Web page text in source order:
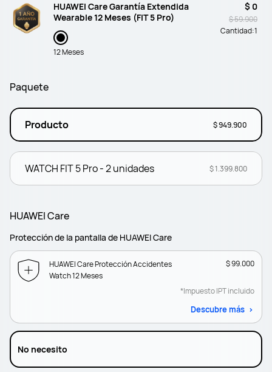
HUAWEI Care Garantía Extendida
Wearable 12 Meses (FIT 5 Pro)
12 Meses
$ 0
$ 59.900
Cantidad:1
Paquete
Producto $ 949.900
WATCH FIT 5 Pro - 2 unidades $ 1.399.800
HUAWEI Care
Protección de la pantalla de HUAWEI Care
HUAWEI Care Protección Accidentes
Watch 12 Meses
$ 99.000
*Impuesto IPT incluido
Descubre más
No necesito